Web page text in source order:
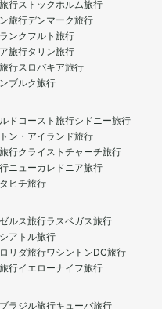
行ストックホルム旅行
旅行デンマーク旅行
ンクフルト旅行
旅行タリン旅行
行スロバキア旅行
ブルク旅行
ドコースト旅行シドニー旅行
ン・アイランド旅行
行クライストチャーチ旅行
ニューカレドニア旅行
タヒチ旅行
ルス旅行ラスベガス旅行
シアトル旅行
リダ旅行ワシントンDC旅行
行イエローナイフ旅行
ブラジル旅行キューバ旅行